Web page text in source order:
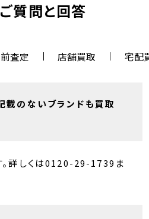
質問と回答
査定 店舗買取 宅配
載のないブランドも買取
。詳しくは0120-29-1739ま